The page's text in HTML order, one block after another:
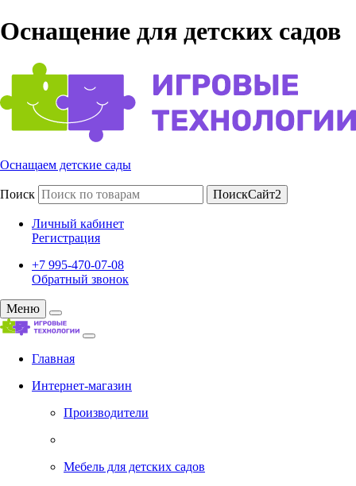
Оснащение для детских садов
Оснащаем детские сады
Поиск ПоискСайт2
Личный кабинет
Регистрация
+7 995-470-07-08
Обратный звонок
Меню
Главная
Интернет-магазин
Производители
Мебель для детских садов